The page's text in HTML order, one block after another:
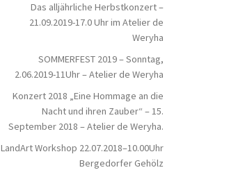
Das alljährliche Herbstkonzert –
21.09.2019-17.0 Uhr im Atelier de
Weryha
SOMMERFEST 2019 – Sonntag,
2.06.2019-11Uhr – Atelier de Weryha
Konzert 2018 „Eine Hommage an die
Nacht und ihren Zauber“ – 15.
September 2018 – Atelier de Weryha.
LandArt Workshop 22.07.2018–10.00Uhr
Bergedorfer Gehölz